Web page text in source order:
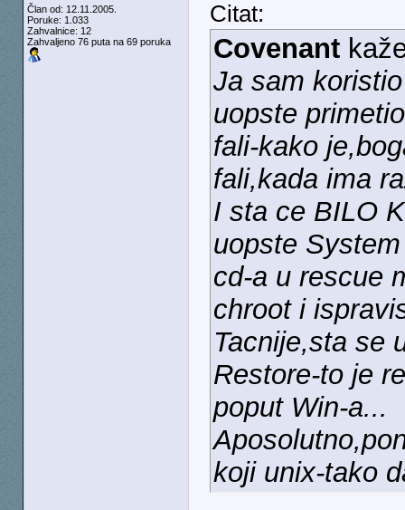
Član od: 12.11.2005.
Poruke: 1.033
Zahvalnice: 12
Zahvaljeno 76 puta na 69 poruka
Citat:
Covenant
Ja sam
uopste
fali-kako
fali,kada ima
I sta ce BILO
uopste
cd-a u rescue
chroot i
Tacnije,sta se
Restore-to je
poput Win-a...
koji unix-tako